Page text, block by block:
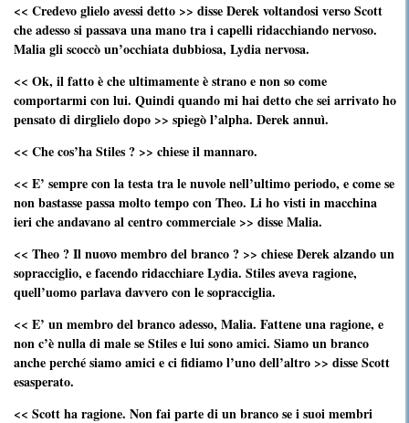
<< Credevo glielo avessi detto >> disse Derek voltandosi verso Scott
che adesso si passava una mano tra i capelli ridacchiando nervoso.
Malia gli scoccò un’occhiata dubbiosa, Lydia nervosa.
<< Ok, il fatto è che ultimamente è strano e non so come
comportarmi con lui. Quindi quando mi hai detto che sei arrivato ho
pensato di dirglielo dopo >> spiegò l’alpha. Derek annuì.
<< Che cos’ha Stiles ? >> chiese il mannaro.
<< E’ sempre con la testa tra le nuvole nell’ultimo periodo, e come se
non bastasse passa molto tempo con Theo. Li ho visti in macchina
ieri che andavano al centro commerciale >> disse Malia.
<< Theo ? Il nuovo membro del branco ? >> chiese Derek alzando un
sopracciglio, e facendo ridacchiare Lydia. Stiles aveva ragione,
quell’uomo parlava davvero con le sopracciglia.
<< E’ un membro del branco adesso, Malia. Fattene una ragione, e
non c’è nulla di male se Stiles e lui sono amici. Siamo un branco
anche perché siamo amici e ci fidiamo l’uno dell’altro >> disse Scott
esasperato.
<< Scott ha ragione. Non fai parte di un branco se i suoi membri